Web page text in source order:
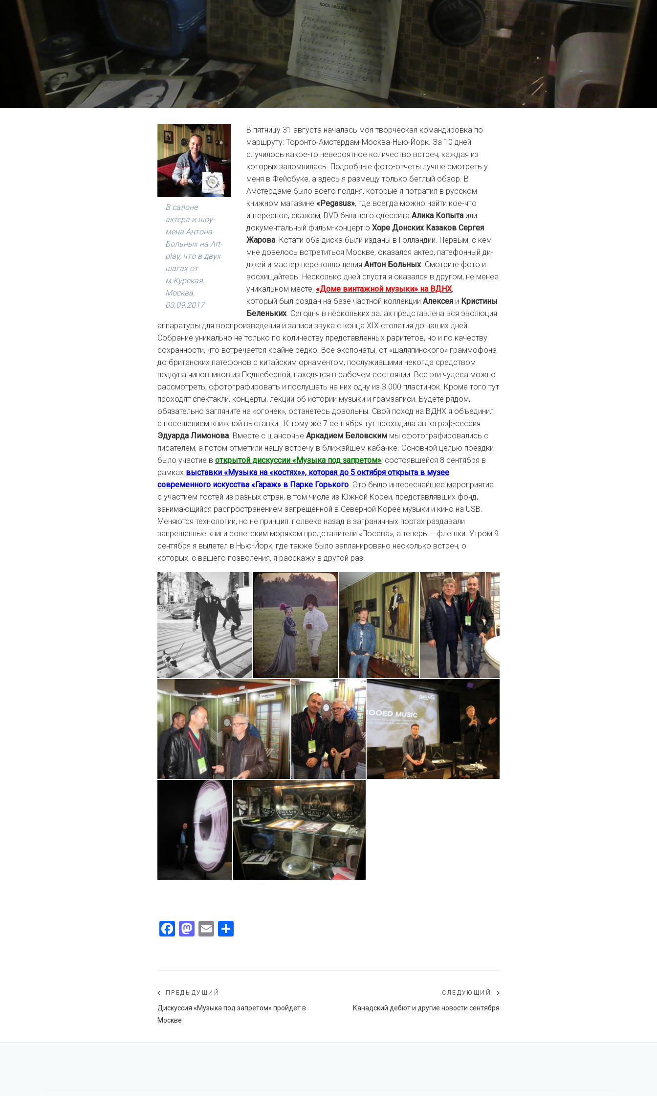
В салоне
актера и шоу-
мена Антона
Больных на Art-
play, что в двух
шагах от
м.Курская.
Москва,
03.09.2017
В пятницу 31 августа началась моя творческая командировка по
маршруту: Торонто-Амстердам-Москва-Нью-Йорк. За 10 дней
случилось какое-то невероятное количество встреч, каждая из
которых запомнилась. Подробные фото-отчеты лучше смотреть у
меня в Фейсбуке, а здесь я размещу только беглый обзор. В
Амстердаме было всего полдня, которые я потратил в русском
книжном магазине «Pegasus», где всегда можно найти кое-что
интересное, скажем, DVD бывшего одессита Алика Копыта или
документальный фильм-концерт о Хоре Донских Казаков Сергея
Жарова . Кстати оба диска были изданы в Голландии. Первым, с кем
мне довелось встретиться Москве, оказался актер, патефонный ди-
джей и мастер перевоплощения Антон Больных. Смотрите фото и
восхищайтесь. Несколько дней спустя я оказался в другом, не менее
уникальном месте, «Доме винтажной музыки» на ВДНХ,
который был создан на базе частной коллекции Алексея и Кристины
Беленьких. Сегодня в нескольких залах представлена вся эволюция
аппаратуры для воспроизведения и записи звука с конца XIX столетия до наших дней.
Собрание уникально не только по количеству представленных раритетов, но и по качеству
сохранности, что встречается крайне редко. Все экспонаты, от «шаляпинского» граммофона
до британских патефонов с китайским орнаментом, послужившими некогда средством
подкупа чиновников из Поднебесной, находятся в рабочем состоянии. Все эти чудеса можно
рассмотреть, сфотографировать и послушать на них одну из 3.000 пластинок. Кроме того тут
проходят спектакли, концерты, лекции об истории музыки и грамзаписи. Будете рядом,
обязательно загляните на «огонек», останетесь довольны. Свой поход на ВДНХ я объединил
с посещением книжной выставки. К тому же 7 сентября тут проходила автограф-сессия
Эдуарда Лимонова . Вместе с шансонье Аркадием Беловским мы сфотографировались с
писателем, а потом отметили нашу встречу в ближайшем кабачке. Основной целью поездки
было участие в открытой дискуссии «Музыка под запретом», состоявшейся 8 сентября в
рамках выставки «Музыка на «костях»», которая до 5 октября открыта в музее
современного искусства «Гараж» в Парке Горького . Это было интереснейшее мероприятие
с участием гостей из разных стран, в том числе из Южной Кореи, представлявших фонд,
занимающийся распространением запрещенной в Северной Корее музыки и кино на USB.
Меняются технологии, но не принцип: полвека назад в заграничных портах раздавали
запрещенные книги советским морякам представители «Посева», а теперь — флешки. Утром 9
сентября я вылетел в Нью-Йорк, где также было запланировано несколько встреч, о
которых, с вашего позволения, я расскажу в другой раз.
Facebook
Mastodon
Email
Навигация
по
записям
ПРЕДЫДУЩИЙ
Предыдущий
пост:
Дискуссия «Музыка под запретом» пройдет в
Москве
СЛЕДУЮЩИЙ
Канадский дебют и другие новости сентября